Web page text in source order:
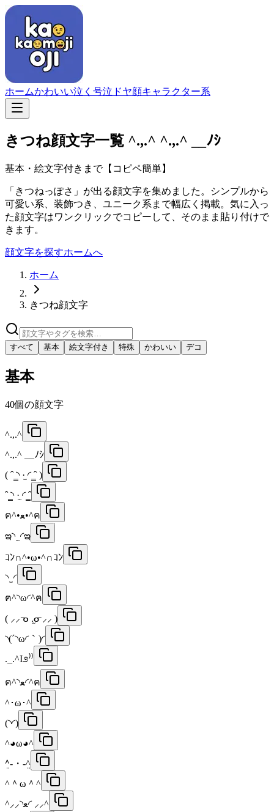
ホームかわいい泣く 号泣 ドヤ顔キャラクター系
きつね顔文字一覧 ^.,.^ ^.,.^ __ﾉｼ
基本・絵文字付きまで【コピペ簡単】
「きつねっぽさ」が出る顔文字を集めました。シンプルから
可愛い系、装飾つき、ユニーク系まで幅広く掲載。気に入っ
た顔文字はワンクリックでコピーして、そのまま貼り付けで
きます。
顔文字を探すホームへ
ホーム
きつね顔文字
すべて 基本 絵文字付き 特殊 かわいい デコ
基本
40個の顔文字
^.,.^
^.,.^ __ﾉｼ
( ˆ ̳◝ ·̫ ◜ ̳ˆ )
ˆ ̳◝ ·̫ ◜ ̳ˆ
ฅ^•ﻌ•^ฅ
ఇ◝ ̫ ◜ఇ
ｺﾝ∩^•ω•^∩ｺﾝ
◝ ̫ ◜
ฅ^◝ω◜^ฅ
( ⸝⸝ᓀ .̫ᓂ⸝⸝ )
◝(´◝ω◜｀)◜
._.^I೨⁾⁾
ฅ^◝ﻌ◜^ฅ
^･ω･^
(◝◜)
^◕ω◕^
^ܸ-・-ܸ^
^＾ω＾^
‎^⸝⸝◝ﻌ◜ ⸝⸝^